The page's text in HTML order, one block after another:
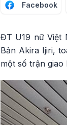
Facebook
ĐT U19 nữ Việt
Bản Akira Ijiri,
một số trận giao